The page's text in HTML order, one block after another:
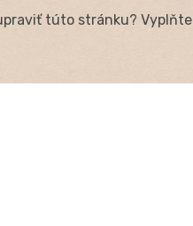
túto stránku? Vyplňte